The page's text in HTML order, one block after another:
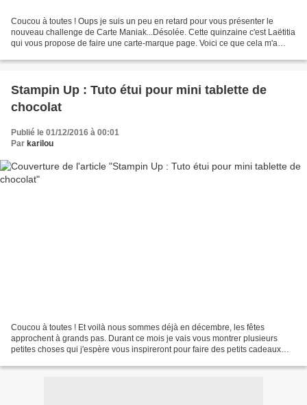
Coucou à toutes ! Oups je suis un peu en retard pour vous présenter le
nouveau challenge de Carte Maniak...Désolée. Cette quinzaine c'est Laëtitia
qui vous propose de faire une carte-marque page. Voici ce que cela m'a
Stampin Up : Tuto étui pour mini tablette de
chocolat
Publié le 01/12/2016 à 00:01
Par karilou
Coucou à toutes ! Et voilà nous sommes déjà en décembre, les fêtes
approchent à grands pas. Durant ce mois je vais vous montrer plusieurs
petites choses qui j'espère vous inspireront pour faire des petits cadeaux